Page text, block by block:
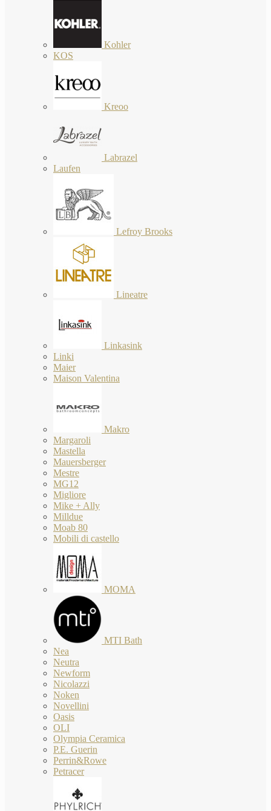
Kohler
KOS
Kreoo
Labrazel
Laufen
Lefroy Brooks
Lineatre
Linkasink
Linki
Maier
Maison Valentina
Makro
Margaroli
Mastella
Mauersberger
Mestre
MG12
Migliore
Mike + Ally
Milldue
Moab 80
Mobili di castello
MOMA
MTI Bath
Nea
Neutra
Newform
Nicolazzi
Noken
Novellini
Oasis
OLI
Olympia Ceramica
P.E. Guerin
Perrin&Rowe
Petracer